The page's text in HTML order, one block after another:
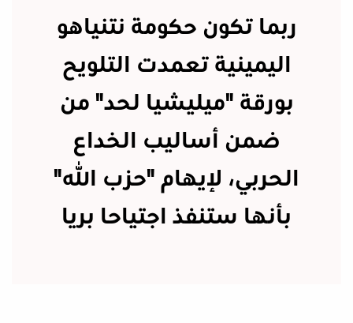
ربما تكون حكومة نتنياهو
اليمينية تعمدت التلويح
بورقة "ميليشيا لحد" من
ضمن أساليب الخداع
الحربي، لإيهام "حزب الله"
بأنها ستنفذ اجتياحا بريا